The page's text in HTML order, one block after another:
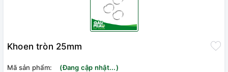
Khoen tròn 25mm
Mã sản phẩm:
(Đang cập nhật...)